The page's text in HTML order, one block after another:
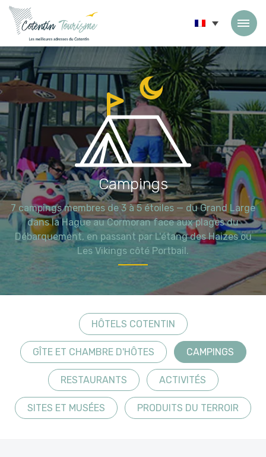
Passer au contenu
Campings
7 campings membres de 3 à 5 étoiles — du Grand Large
dans la Hague au Cormoran face aux plages du
Débarquement, en passant par L'étang des Haizes ou
Les Vikings côté Portbail.
HÔTELS COTENTIN
GÎTE ET CHAMBRE D'HÔTES CAMPINGS
RESTAURANTS ACTIVITÉS
SITES ET MUSÉES PRODUITS DU TERROIR